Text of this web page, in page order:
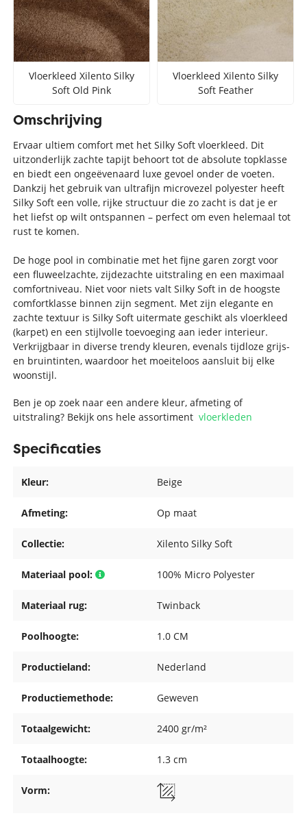
Vloerkleed Xilento Silky
Soft Old Pink
Vloerkleed Xilento Silky
Soft Feather
Omschrijving
Ervaar ultiem comfort met het Silky Soft vloerkleed. Dit
uitzonderlijk zachte tapijt behoort tot de absolute topklasse
en biedt een ongeëvenaard luxe gevoel onder de voeten.
Dankzij het gebruik van ultrafijn microvezel polyester heeft
Silky Soft een volle, rijke structuur die zo zacht is dat je er
het liefst op wilt ontspannen – perfect om even helemaal tot
rust te komen.
De hoge pool in combinatie met het fijne garen zorgt voor
een fluweelzachte, zijdezachte uitstraling en een maximaal
comfortniveau. Niet voor niets valt Silky Soft in de hoogste
comfortklasse binnen zijn segment. Met zijn elegante en
zachte textuur is Silky Soft uitermate geschikt als vloerkleed
(karpet) en een stijlvolle toevoeging aan ieder interieur.
Verkrijgbaar in diverse trendy kleuren, evenals tijdloze grijs-
en bruintinten, waardoor het moeiteloos aansluit bij elke
woonstijl.
Ben je op zoek naar een andere kleur, afmeting of
uitstraling? Bekijk ons hele assortimentvloerkleden
Specificaties
Kleur: Beige
Afmeting: Op maat
Collectie: Xilento Silky Soft
Materiaal pool: 100% Micro Polyester
Materiaal rug: Twinback
Poolhoogte: 1.0 CM
Productieland: Nederland
Productiemethode: Geweven
Totaalgewicht: 2400 gr/m²
Totaalhoogte: 1.3 cm
Vorm: